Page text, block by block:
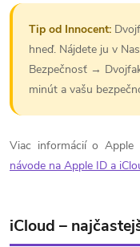
Tip od Innocent:
hneď. Nájdete ju v
Bezpečnosť →
minút a vašu
Viac informácií o
návode na Apple ID a
iCloud –